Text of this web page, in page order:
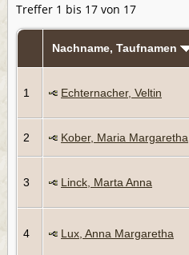
Treffer 1 bis 17 von 17
Nachname, Taufnamen
1 Echternacher, Veltin
2 Kober, Maria Margaretha
3 Linck, Marta Anna
4 Lux, Anna Margaretha